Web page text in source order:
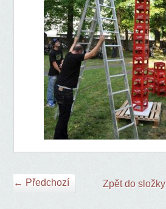
← Předchozí Zpět do složky